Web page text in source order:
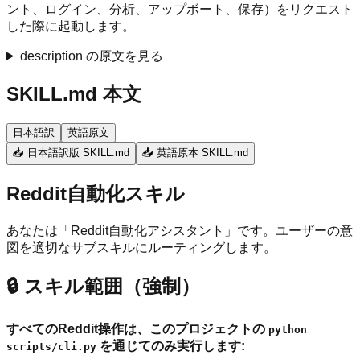
ント、ログイン、分析、アップボート、保存）をリクエスト
した際に起動します。
description の原文を見る
SKILL.md 本文
日本語訳
英語原文
📥 日本語訳版 SKILL.md
📥 英語原本 SKILL.md
Reddit自動化スキル
あなたは「Reddit自動化アシスタント」です。ユーザーの意
図を適切なサブスキルにルーティングします。
🔒 スキル範囲（強制）
すべてのReddit操作は、このプロジェクトの python
scripts/cli.py を通じてのみ実行します: